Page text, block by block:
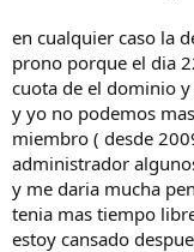
en cualquier caso la
prono porque el dia
cuota de el dominio
y yo no podemos
miembro ( desde
administrador
y me daria mucha
tenia mas tiempo
estoy cansado